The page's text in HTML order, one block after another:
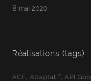
8 mai 2020
Réalisations (tags)
ACF Adaptatif API
Webloft